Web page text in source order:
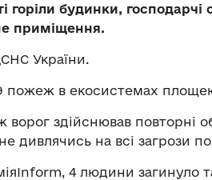
горіли будинки,
приміщення.
України.
пожеж в екосистемах площею
ворог здійснював повторні
дивлячись на всі загрози
4 людини загинуло